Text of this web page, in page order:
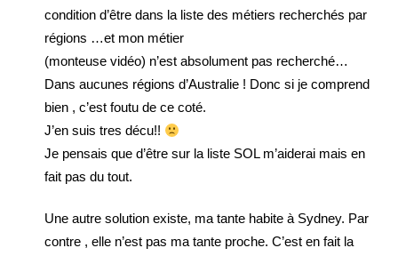
condition d’être dans la liste des métiers recherchés par
régions …et mon métier
(monteuse vidéo) n’est absolument pas recherché…
Dans aucunes régions d’Australie ! Donc si je comprend
bien , c’est foutu de ce coté.
J’en suis tres décu!!
Je pensais que d’être sur la liste SOL m’aiderai mais en
fait pas du tout.
Une autre solution existe, ma tante habite à Sydney. Par
contre , elle n’est pas ma tante proche. C’est en fait la